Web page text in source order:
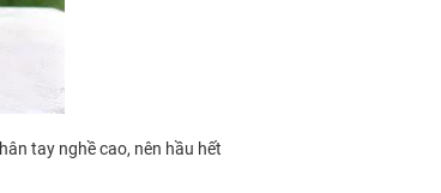
tay nghề cao, nên hầu hết